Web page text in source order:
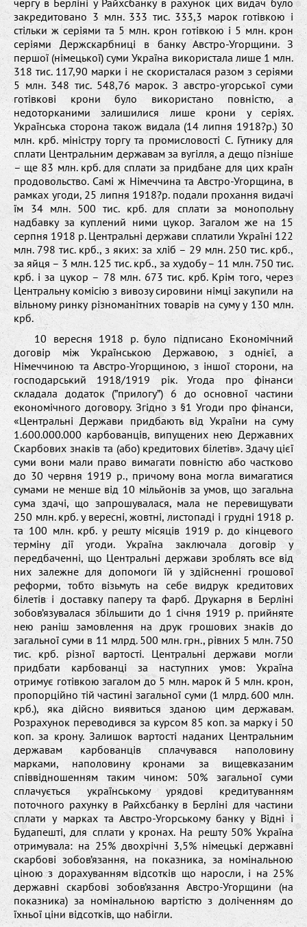
чергу в Берліні у Райхсбанку в рахунок цих видач було
закредитовано 3 млн. 333 тис. 333,3 марок готівкою і
стільки ж серіями та 5 млн. крон готівкою і 5 млн. крон
серіями Держскарбниці в банку Австро-Угорщини. З
першої (німецької) суми Україна використала лише 1 млн.
318 тис. 117,90 марки і не скористалася разом з серіями
5 млн. 348 тис. 548,76 марок. З австро-угорської суми
готівкові крони було використано повністю, а
недоторканими залишилися лише крони у серіях.
Українська сторона також видала (14 липня 1918?р.) 30
млн. крб. міністру торгу та промисловості С. Гутнику для
сплати Центральним державам за вугілля, а дещо пізніше
– ще 83 млн. крб. для сплати за придбане для цих країн
продовольство. Самі ж Німеччина та Австро-Угорщина, в
рамках угоди, 25 липня 1918?р. подали прохання видачі
їм 34 млн. 500 тис. крб. для сплати за монопольну
надбавку за куплений ними цукор. Загалом же на 15
серпня 1918 р. Центральні держави сплатили Україні 122
млн. 798 тис. крб., з яких: за хліб – 29 млн. 250 тис. крб.,
за яйця – 3 млн. 125 тис. крб., за худобу – 11 млн. 750 тис.
крб. і за цукор – 78 млн. 673 тис. крб. Крім того, через
Центральну комісію з вивозу сировини німці закупили на
вільному ринку різноманітних товарів на суму у 130 млн.
крб.
10 вересня 1918 р. було підписано Економічний
договір між Українською Державою, з однієї, а
Німеччиною та Австро-Угорщиною, з іншої сторони, на
господарський 1918/1919 рік. Угода про фінанси
складала додаток (”прилогу”) 6 до основної частини
економічного договору. Згідно з §1 Угоди про фінанси,
«Центральні Держави придбають від України на суму
1.600.000.000 карбованців, випущених нею Державних
Скарбових знаків та (або) кредитових білетів». Здачу цієї
суми вони мали право вимагати повністю або частково
до 30 червня 1919 р., причому вона могла вимагатися
сумами не менше від 10 мільйонів за умов, що загальна
сума здачі, що запрошувалася, мала не перевищувати
250 млн. крб. у вересні, жовтні, листопаді і грудні 1918 р.
та 100 млн. крб. у решту місяців 1919 р. до кінцевого
терміну дії угоди. Україна заключала договір у
передбаченні, що Центральні держави зроблять все від
них залежне для допомоги їй у здійсненні грошової
реформи, тобто візьмуть на себе видрук кредитових
білетів і доставку паперу та фарб. Друкарня в Берліні
зобов’язувалася збільшити до 1 січня 1919 р. прийняте
нею раніш замовлення на друк грошових знаків до
загальної суми в 11 млрд. 500 млн. грн., рівних 5 млн. 750
тис. крб. різної вартості. Центральні держави могли
придбати карбованці за наступних умов: Україна
отримує готівкою загалом до 5 млн. марок й 5 млн. крон,
пропорційно тій частині загальної суми (1 млрд. 600 млн.
крб.), яка дійсно виявиться зданою цим державам.
Розрахунок переводився за курсом 85 коп. за марку і 50
коп. за крону. Залишок вартості наданих Центральним
державам карбованців сплачувався наполовину
марками, наполовину кронами за вищевказаним
співвідношенням таким чином: 50% загальної суми
сплачується українському урядові кредитуванням
поточного рахунку в Райхсбанку в Берліні для частини
сплати у марках та Австро-Угорському банку у Відні і
Будапешті, для сплати у кронах. На решту 50% Україна
отримувала: на 25% двохрічні 3,5% німецькі державні
скарбові зобов’язання, на показника, за номінальною
ціною з дорахуванням відсотків що наросли, і на 25%
державні скарбові зобов’язання Австро-Угорщини (на
показника) за номінальною вартістю з доліченням до
їхньої ціни відсотків, що набігли.